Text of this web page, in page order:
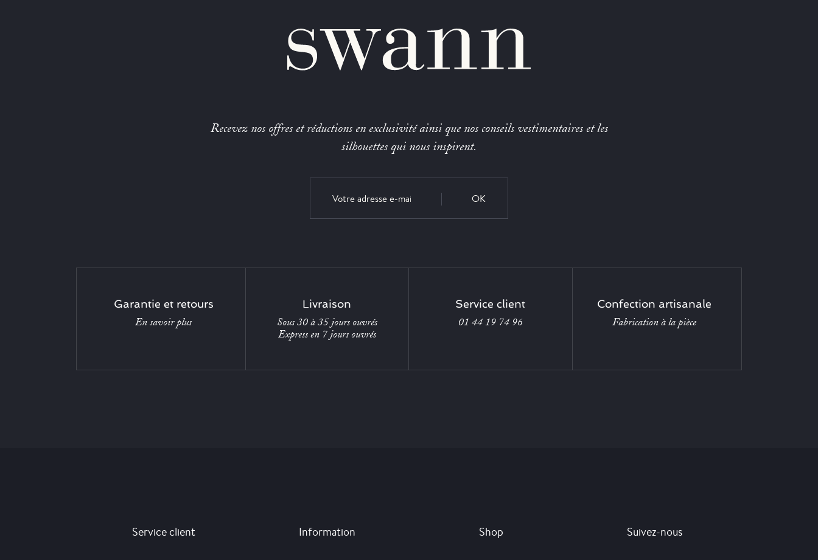
Recevez nos offres et réductions en exclusivité ainsi que nos conseils vestimentaires et les
silhouettes qui nous inspirent.
OK
Garantie et retours
En savoir plus
Livraison
Sous 30 à 35 jours ouvrés
Express en 7 jours ouvrés
Service client
01 44 19 74 96
Confection artisanale
Fabrication à la pièce
Service client Information Shop Suivez-nous